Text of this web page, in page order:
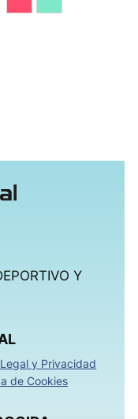
Rosa GumVerde Menta
Y
y Privacidad
de Cookies